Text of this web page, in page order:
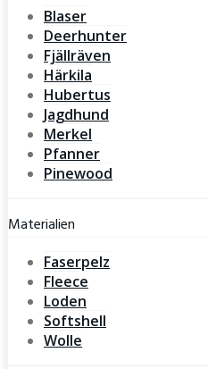
Blaser
Deerhunter
Fjällräven
Härkila
Hubertus
Jagdhund
Merkel
Pfanner
Pinewood
Materialien
Faserpelz
Fleece
Loden
Softshell
Wolle